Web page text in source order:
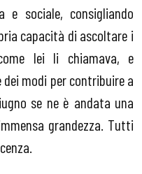
e sociale, consigliando
capacità di ascoltare i
lei li chiamava, e
modi per contribuire a
se ne è andata una
grandezza. Tutti